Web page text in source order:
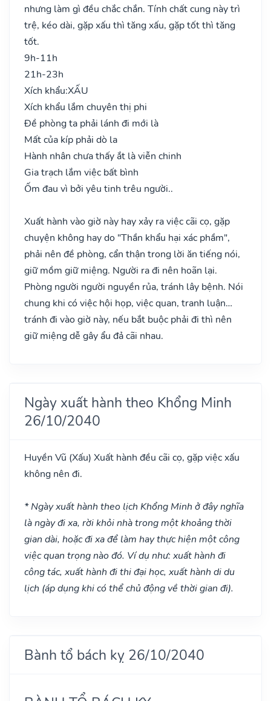
nhưng làm gì đều chắc chắn. Tính chất cung này trì
trệ, kéo dài, gặp xấu thì tăng xấu, gặp tốt thì tăng
tốt.
9h-11h
21h-23h
Xích khẩu:XẤU
Xích khẩu lắm chuyên thị phi
Đề phòng ta phải lánh đi mới là
Mất của kíp phải dò la
Hành nhân chưa thấy ắt là viễn chinh
Gia trạch lắm việc bất bình
Ốm đau vì bởi yêu tinh trêu người..
Xuất hành vào giờ này hay xảy ra việc cãi cọ, gặp
chuyện không hay do "Thần khẩu hại xác phầm",
phải nên đề phòng, cẩn thận trong lời ăn tiếng nói,
giữ mồm giữ miệng. Người ra đi nên hoãn lại.
Phòng người người nguyền rủa, tránh lây bệnh. Nói
chung khi có việc hội họp, việc quan, tranh luận…
tránh đi vào giờ này, nếu bắt buộc phải đi thì nên
giữ miệng dễ gây ẩu đả cãi nhau.
Ngày xuất hành theo Khổng Minh
26/10/2040
Huyền Vũ (Xấu) Xuất hành đều cãi cọ, gặp việc xấu
không nên đi.
* Ngày xuất hành theo lịch Khổng Minh ở đây nghĩa
là ngày đi xa, rời khỏi nhà trong một khoảng thời
gian dài, hoặc đi xa để làm hay thực hiện một công
việc quan trọng nào đó. Ví dụ như: xuất hành đi
công tác, xuất hành đi thi đại học, xuất hành di du
lịch (áp dụng khi có thể chủ động về thời gian đi).
Bành tổ bách kỵ 26/10/2040